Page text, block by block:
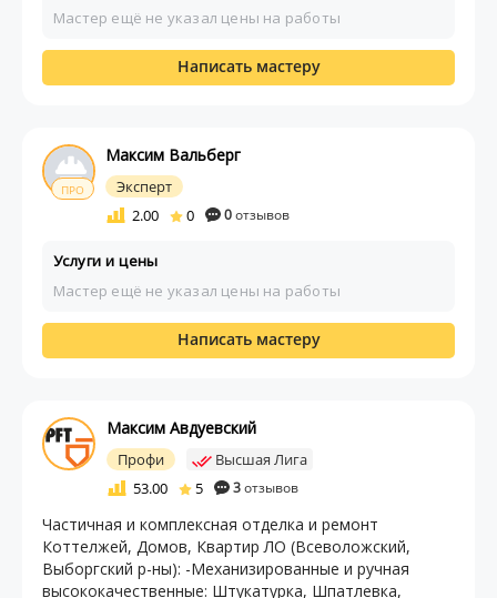
Мастер ещё не указал цены на работы
Написать мастеру
ПРО
Максим Вальберг
Эксперт
2.00
0 0отзывов
Услуги и цены
Мастер ещё не указал цены на работы
Написать мастеру
Максим Авдуевский
Профи
Высшая Лига
53.00
5 3отзывов
Частичная и комплексная отделка и ремонт
Коттелжей, Домов, Квартир ЛО (Всеволожский,
Выборгский р-ны): -Механизированные и ручная
высококачественные: Штукатурка, Шпатлевка,